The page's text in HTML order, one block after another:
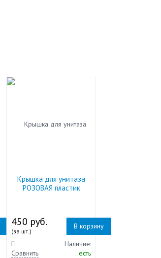
Крышка для унитаза
РОЗОВАЯ пластик
450 руб.
(за шт.)
В корзину
Сравнить
Наличие:
есть